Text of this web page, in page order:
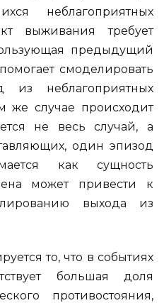
неблагоприятных
выживания требует
предыдущий
смоделировать
из неблагоприятных
же случае происходит
не весь случай, а
один эпизод
как сущность
может привести к
выхода из
то, что в событиях
большая доля
противостояния,